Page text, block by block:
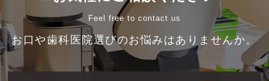
Feel free to contact us
お口や歯科医院選びのお悩みはありませんか。